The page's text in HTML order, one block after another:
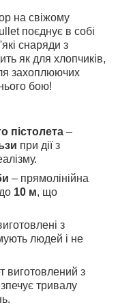
на свіжому
поєднує в собі
снаряди з
як для хлопчиків,
захоплюючих
бою!
пістолета –
при дії з
– прямолінійна
10 м, що
з
людей і не
виготовлений з
тривалу